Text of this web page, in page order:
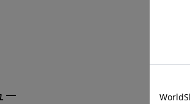
ー